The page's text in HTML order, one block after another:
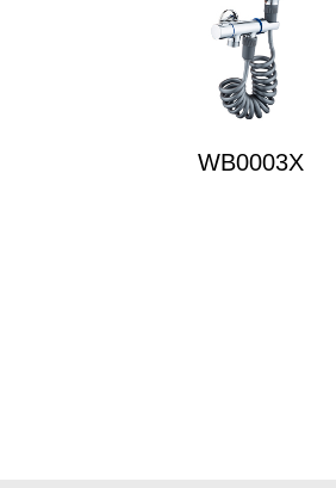
WB0003X